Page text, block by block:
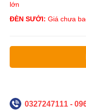
lớn
ĐÈN SƯỞI: Giá chưa
0327247111 -